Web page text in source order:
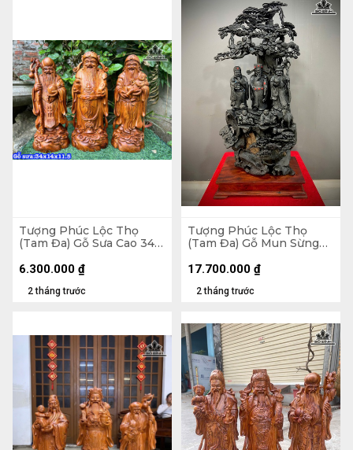
Tượng Phúc Lộc Thọ
(Tam Đa) Gỗ Sưa Cao 34
2 tháng trước
6.300.000 ₫
Tượng Phúc Lộc Thọ
(Tam Đa) Gỗ Mun Sừng
(cm)
2 tháng trước
17.700.000 ₫